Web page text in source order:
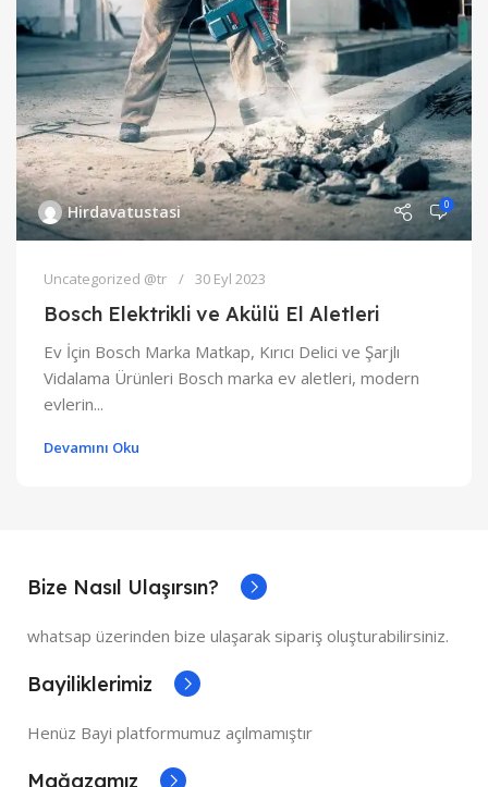
Hirdavatustasi 0
Uncategorized @tr 30 Eyl 2023
Bosch Elektrikli ve Akülü El Aletleri
Ev İçin Bosch Marka Matkap, Kırıcı Delici ve Şarjlı
Vidalama Ürünleri Bosch marka ev aletleri, modern
evlerin...
Devamını Oku
Bize Nasıl Ulaşırsın?
whatsap üzerinden bize ulaşarak sipariş oluşturabilirsiniz.
Bayiliklerimiz
Henüz Bayi platformumuz açılmamıştır
Mağazamız